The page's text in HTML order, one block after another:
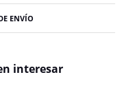
ENVÍO
interesar